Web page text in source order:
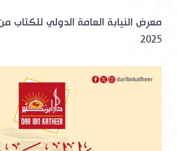
2025